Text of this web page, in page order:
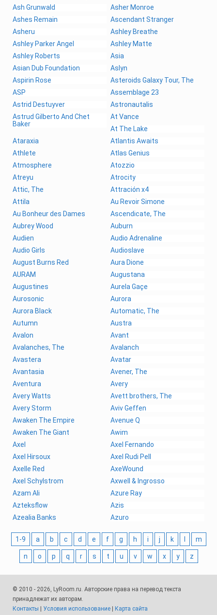
Ash Grunwald
Asher Monroe
Ashes Remain
Ascendant Stranger
Asheru
Ashley Breathe
Ashley Parker Angel
Ashley Matte
Ashley Roberts
Asia
Asian Dub Foundation
Aslyn
Aspirin Rose
Asteroids Galaxy Tour, The
ASP
Assemblage 23
Astrid Destuyver
Astronautalis
Astrud Gilberto And Chet
Baker
At Vance
At The Lake
Ataraxia
Atlantis Awaits
Athlete
Atlas Genius
Atmosphere
Atozzio
Atreyu
Atrocity
Attic, The
Attración x4
Attila
Au Revoir Simone
Au Bonheur des Dames
Ascendicate, The
Aubrey Wood
Auburn
Audien
Audio Adrenaline
Audio Girls
Audioslave
August Burns Red
Aura Dione
AURAM
Augustana
Augustines
Aurela Gaçe
Aurosonic
Aurora
Aurora Black
Automatic, The
Autumn
Austra
Avalon
Avant
Avalanches, The
Avalanch
Avastera
Avatar
Avantasia
Avener, The
Aventura
Avery
Avery Watts
Avett brothers, The
Avery Storm
Aviv Geffen
Awaken The Empire
Avenue Q
Awaken The Giant
Awim
Axel
Axel Fernando
Axel Hirsoux
Axel Rudi Pell
Axelle Red
AxeWound
Axel Schylstrom
Axwell & Ingrosso
Azam Ali
Azure Ray
Azteksflow
Azis
Azealia Banks
Azuro
1-9 a b c d e f g h i j k m
n o p q r s t u v w x y z
© 2010 - 2026, LyRoom.ru. Авторские права на перевод текста
принадлежат их авторам.
Контакты
Условия использование Карта сайта